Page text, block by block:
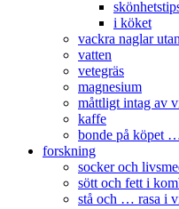
i köket
vackra naglar
vatten
vetegräs
magnesium
måttligt intag av
kaffe
bonde på köpet
forskning
socker och
sött och fett i
stå och … rasa i